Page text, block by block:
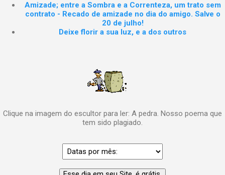
Amizade; entre a Sombra e a Correnteza, um trato sem
contrato - Recado de amizade no dia do amigo. Salve o
20 de julho!
Deixe florir a sua luz, e a dos outros
Clique na imagem do escultor para ler: A pedra. Nosso poema que
tem sido plagiado.